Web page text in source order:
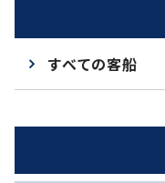
すべての客船